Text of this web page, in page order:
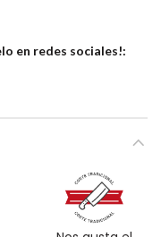
en redes sociales!